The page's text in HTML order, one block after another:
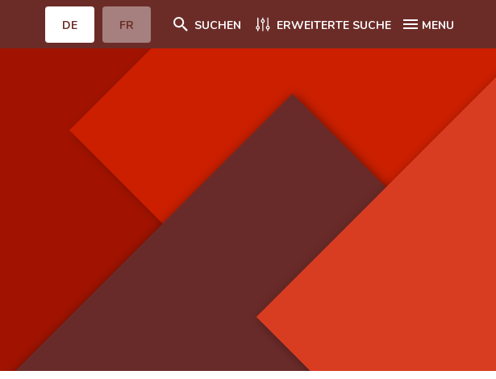
DE FR SUCHEN ERWEITERTE SUCHE MENU